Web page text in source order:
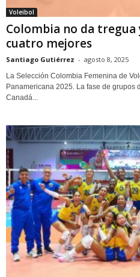
Voleibol
Colombia no da
cuatro mejores
Santiago Gutiérrez - agosto 8, 2025
La Selección Colombia Femenina de
Panamericana 2025. La fase de grupos
Canadá...